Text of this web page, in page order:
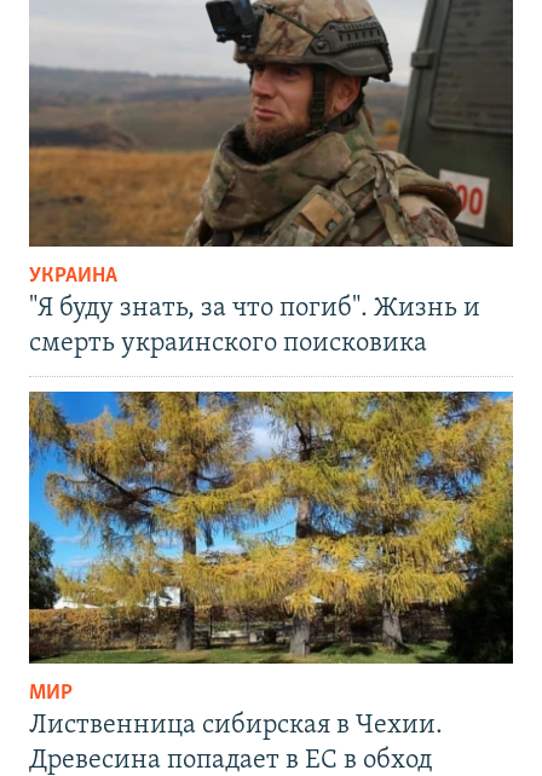
УКРАИНА
"Я буду знать, за что погиб". Жизнь и
смерть украинского поисковика
МИР
Лиственница сибирская в Чехии.
Древесина попадает в ЕС в обход